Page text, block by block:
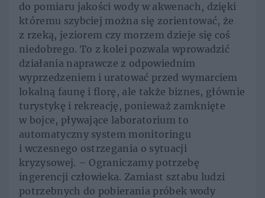
do pomiaru jakości wody w akwenach, dzięki
któremu szybciej można się zorientować, że
z rzeką, jeziorem czy morzem dzieje się coś
niedobrego. To z kolei pozwala wprowadzić
działania naprawcze z odpowiednim
wyprzedzeniem i uratować przed wymarciem
lokalną faunę i florę, ale także biznes, głównie
turystykę i rekreację, ponieważ zamknięte
w bojce, pływające laboratorium to
automatyczny system monitoringu
i wczesnego ostrzegania o sytuacji
kryzysowej. – Ograniczamy potrzebę
ingerencji człowieka. Zamiast sztabu ludzi
potrzebnych do pobierania próbek wody